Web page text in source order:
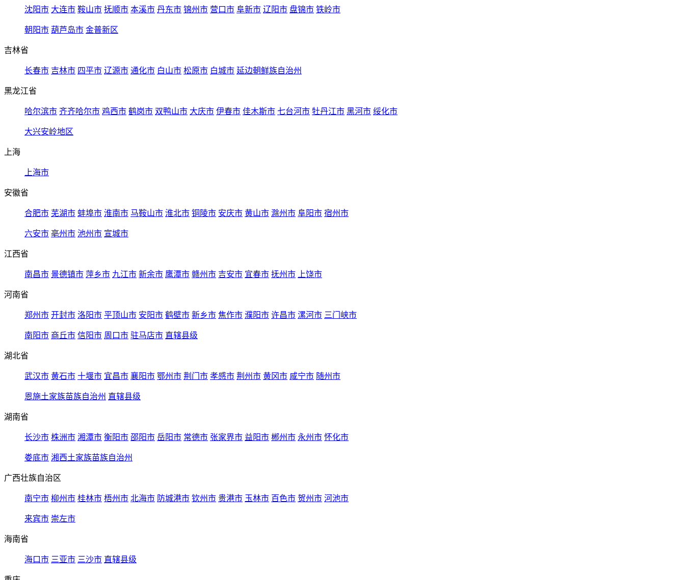
沈阳市 大连市 鞍山市 抚顺市 本溪市 丹东市 锦州市 营口市 阜新市 辽阳市 盘锦市 铁岭市
朝阳市 葫芦岛市 金普新区
吉林省
长春市 吉林市 四平市 辽源市 通化市 白山市 松原市 白城市 延边朝鲜族自治州
黑龙江省
哈尔滨市 齐齐哈尔市 鸡西市 鹤岗市 双鸭山市 大庆市 伊春市 佳木斯市 七台河市 牡丹江市 黑河市 绥化市
大兴安岭地区
上海
上海市
安徽省
合肥市 芜湖市 蚌埠市 淮南市 马鞍山市 淮北市 铜陵市 安庆市 黄山市 滁州市 阜阳市 宿州市
六安市 亳州市 池州市 宣城市
江西省
南昌市 景德镇市 萍乡市 九江市 新余市 鹰潭市 赣州市 吉安市 宜春市 抚州市 上饶市
河南省
郑州市 开封市 洛阳市 平顶山市 安阳市 鹤壁市 新乡市 焦作市 濮阳市 许昌市 漯河市 三门峡市
南阳市 商丘市 信阳市 周口市 驻马店市 直辖县级
湖北省
武汉市 黄石市 十堰市 宜昌市 襄阳市 鄂州市 荆门市 孝感市 荆州市 黄冈市 咸宁市 随州市
恩施土家族苗族自治州 直辖县级
湖南省
长沙市 株洲市 湘潭市 衡阳市 邵阳市 岳阳市 常德市 张家界市 益阳市 郴州市 永州市 怀化市
娄底市 湘西土家族苗族自治州
广西壮族自治区
南宁市 柳州市 桂林市 梧州市 北海市 防城港市 钦州市 贵港市 玉林市 百色市 贺州市 河池市
来宾市 崇左市
海南省
海口市 三亚市 三沙市 直辖县级